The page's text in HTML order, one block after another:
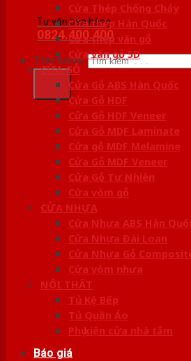
Tư vấn bán hàng
0824.400.400
Tìm kiếm:
Cửa Thép Chống Cháy
Cửa thép Hàn Quốc
Cửa thép vân gỗ
Cửa vân gỗ 5D
CỬA GỖ
Cửa Gỗ ABS Hàn Quốc
Cửa Gỗ HDF
Cửa Gỗ HDF Veneer
Cửa Gỗ MDF Laminate
Cửa gỗ MDF Melamine
Cửa Gỗ MDF Veneer
Cửa Gỗ Tự Nhiên
Cửa vòm gỗ
CỬA NHỰA
Cửa Nhựa ABS Hàn
Cửa Nhựa Đài Loan
Cửa Nhựa Gỗ
Cửa vòm nhựa
NỘI THẤT
Tủ Kệ Bếp
Tủ Quần Áo
Phụ kiện cửa nhà tắm
Báo giá